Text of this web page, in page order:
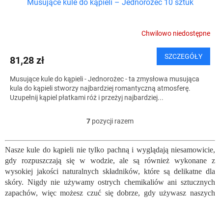
Musujące kule do kąpieli – Jednorożec 10 sztuk
Chwilowo niedostępne
81,28 zł SZCZEGÓŁY
Musujące kule do kąpieli - Jednorożec - ta zmysłowa musująca
kula do kąpieli stworzy najbardziej romantyczną atmosferę.
Uzupełnij kąpiel płatkami róż i przeżyj najbardziej...
K
n
t
r
o
l
k
7 pozycji razem
Nasze kule do kąpieli nie tylko pachną i wyglądają niesamowicie,
gdy rozpuszczają się w wodzie, ale są również wykonane z
wysokiej jakości naturalnych składników, które są delikatne dla
skóry. Nigdy nie używamy ostrych chemikaliów ani sztucznych
zapachów, więc możesz czuć się dobrze, gdy używasz naszych